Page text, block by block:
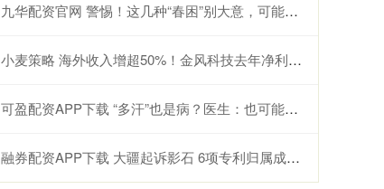
九华配资官网 警惕！这几种“春困”别大意，可能是过敏甚至中风前兆
小麦策略 海外收入增超50%！金风科技去年净利润增近五成至27亿元
可盈配资APP下载 “多汗”也是病？医生：也可能是交感神经过度兴奋所致
融券配资APP下载 大疆起诉影石 6项专利归属成案件焦点